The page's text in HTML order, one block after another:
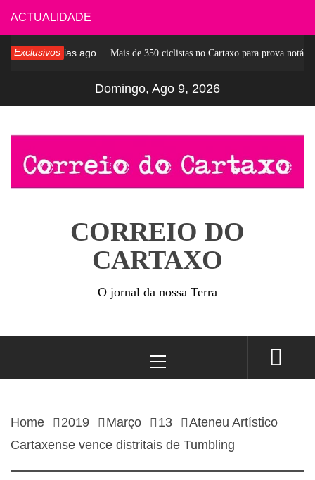
Skip
to
content
ACTUALIDADE
Exclusivos7 dias ago Mais de 350 ciclistas no Cartaxo para prova notável
Domingo, Ago 9, 2026
CORREIO DO
CARTAXO
O jornal da nossa Terra
Menu
Home 2019 Março 13
Ateneu Artístico
Cartaxense vence distritais de Tumbling